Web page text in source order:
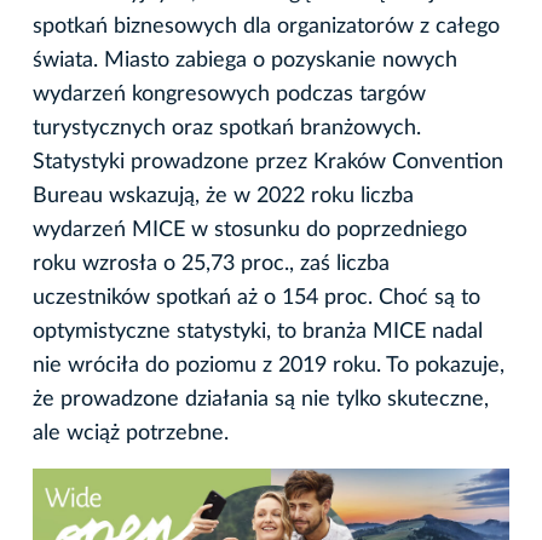
spotkań biznesowych dla organizatorów z całego
świata. Miasto zabiega o pozyskanie nowych
wydarzeń kongresowych podczas targów
turystycznych oraz spotkań branżowych.
Statystyki prowadzone przez Kraków Convention
Bureau wskazują, że w 2022 roku liczba
wydarzeń MICE w stosunku do poprzedniego
roku wzrosła o 25,73 proc., zaś liczba
uczestników spotkań aż o 154 proc. Choć są to
optymistyczne statystyki, to branża MICE nadal
nie wróciła do poziomu z 2019 roku. To pokazuje,
że prowadzone działania są nie tylko skuteczne,
ale wciąż potrzebne.